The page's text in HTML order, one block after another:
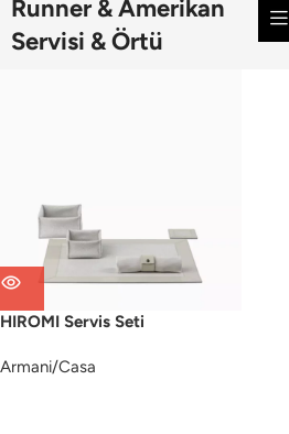
Runner & Amerikan
Servisi & Örtü
HIROMI Servis Seti
Armani/Casa